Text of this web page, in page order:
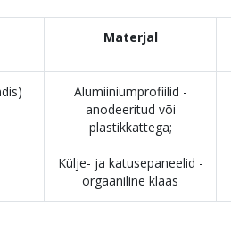
Materjal
Alumiiniumprofiilid -
anodeeritud või
plastikkattega;
Külje- ja katusepaneelid -
orgaaniline klaas